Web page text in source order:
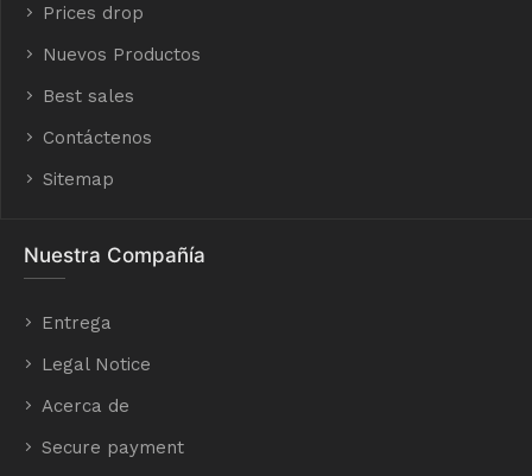
Prices drop
Nuevos Productos
Best sales
Contáctenos
Sitemap
Nuestra Compañía
Entrega
Legal Notice
Acerca de
Secure payment